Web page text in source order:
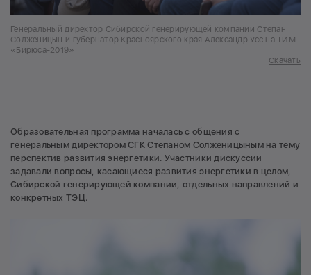
Генеральный директор Сибирской генерирующей компании Степан
Солженицын и губернатор Красноярского края Александр Усс на ТИМ
«Бирюса-2019»
Скачать
Образовательная программа началась с общения с
генеральным директором СГК Степаном Солженицыным на тему
перспектив развития энергетики. Участники дискуссии
задавали вопросы, касающиеся развития энергетики в целом,
Сибирской генерирующей компании, отдельных направлений и
конкретных ТЭЦ.